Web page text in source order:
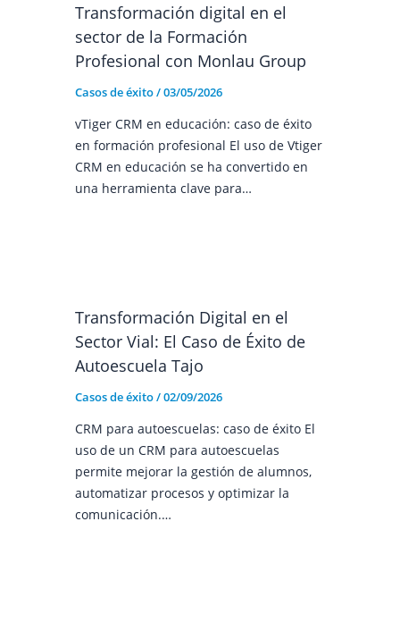
Transformación digital en el
sector de la Formación
Profesional con Monlau Group
Casos de éxito/03/05/2026
vTiger CRM en educación: caso de éxito
en formación profesional El uso de Vtiger
CRM en educación se ha convertido en
una herramienta clave para…
Transformación Digital en el
Sector Vial: El Caso de Éxito de
Autoescuela Tajo
Casos de éxito/02/09/2026
CRM para autoescuelas: caso de éxito El
uso de un CRM para autoescuelas
permite mejorar la gestión de alumnos,
automatizar procesos y optimizar la
comunicación.…